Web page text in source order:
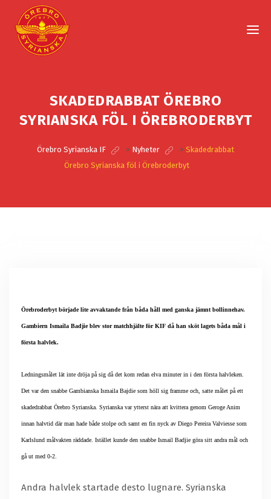
SKADEDRABBAT ÖREBRO
SYRIANSKA FÖL I ÖREBRODERBYT
Örebro Syrianska IF > Nyheter > Skadedrabbat
Örebro Syrianska föl i Örebroderbyt
Örebroderbyt började lite avvaktande från båda håll med ganska jämnt bollinnehav.
Gambiern Ismaila Badjie blev stor matchhjälte för KIF då han sköt lagets båda mål i
första halvlek.
Ledningsmålet lät inte dröja på sig då det kom redan elva minuter in i den första halvleken.
Det var den snabbe Gambianska Ismaila Bajdie som höll sig framme och, satte målet på ett
skadedrabbat Örebro Syrianska. Syrianska var ytterst nära att kvittera genom Geroge Anim
innan halvtid där man hade både stolpe och samt en fin nyck av Diego Pereira Valviesse som
Karlslund målvakten räddade. Istället kunde den snabbe Ismail Badjie göra sitt andra mål och
gå ut med 0-2.
Andra halvlek startade desto lugnare. Syrianska